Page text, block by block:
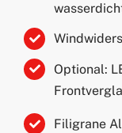
Optional:
Filigrane